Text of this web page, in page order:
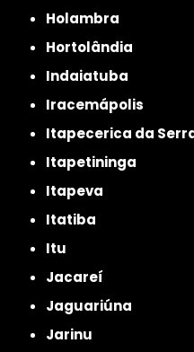
Holambra
Hortolândia
Indaiatuba
Iracemápolis
Itapecerica da
Itapetininga
Itapeva
Itatiba
Itu
Jacareí
Jaguariúna
Jarinu